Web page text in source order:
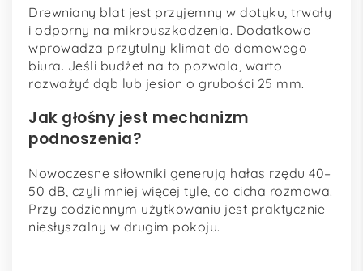
Drewniany blat jest przyjemny w dotyku, trwały
i odporny na mikrouszkodzenia. Dodatkowo
wprowadza przytulny klimat do domowego
biura. Jeśli budżet na to pozwala, warto
rozważyć dąb lub jesion o grubości 25 mm.
Jak głośny jest mechanizm
podnoszenia?
Nowoczesne siłowniki generują hałas rzędu 40–
50 dB, czyli mniej więcej tyle, co cicha rozmowa.
Przy codziennym użytkowaniu jest praktycznie
niesłyszalny w drugim pokoju.